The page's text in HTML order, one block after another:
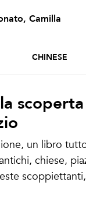
Camilla
CHINESE
un libro
chiese,